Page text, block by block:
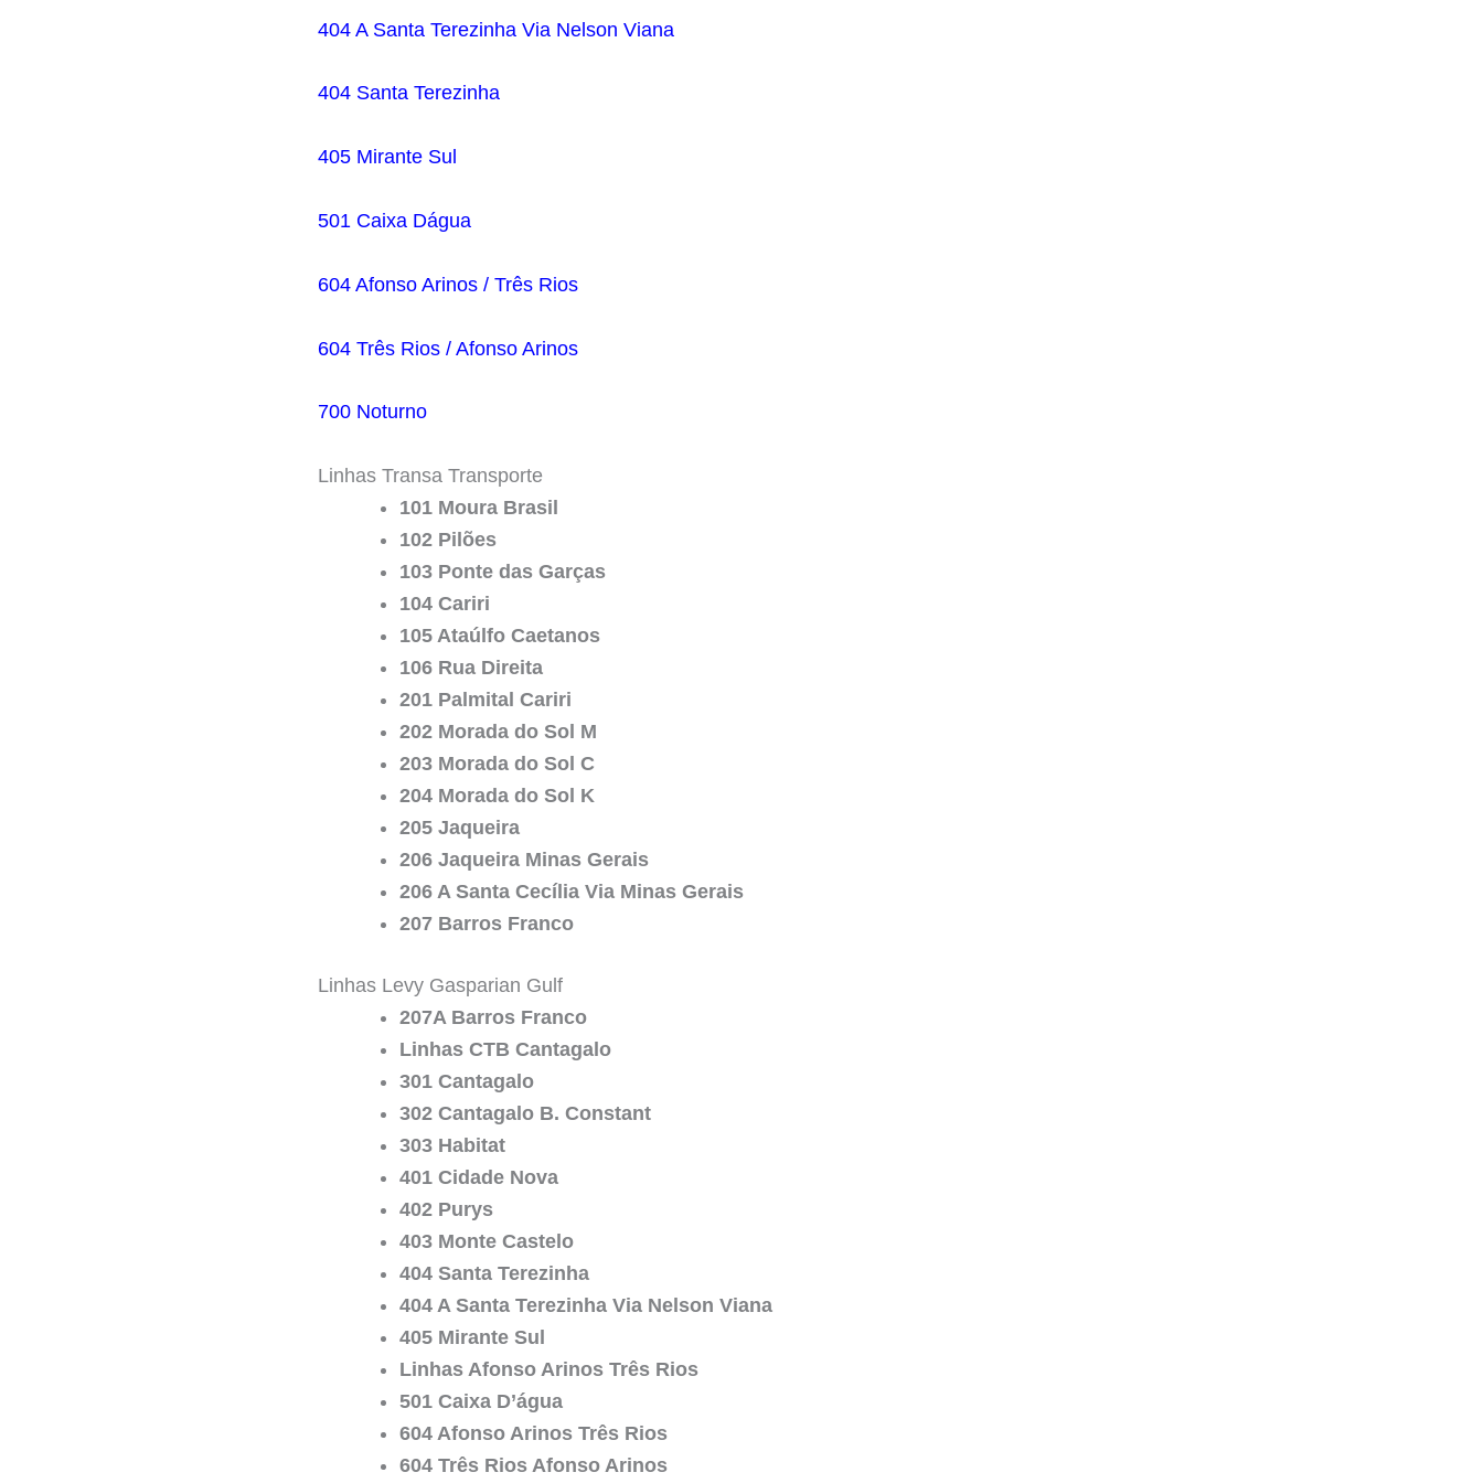
404 A Santa Terezinha Via Nelson Viana
404 Santa Terezinha
405 Mirante Sul
501 Caixa Dágua
604 Afonso Arinos / Três Rios
604 Três Rios / Afonso Arinos
700 Noturno
Linhas Transa Transporte
101 Moura Brasil
102 Pilões
103 Ponte das Garças
104 Cariri
105 Ataúlfo Caetanos
106 Rua Direita
201 Palmital Cariri
202 Morada do Sol M
203 Morada do Sol C
204 Morada do Sol K
205 Jaqueira
206 Jaqueira Minas Gerais
206 A Santa Cecília Via Minas Gerais
207 Barros Franco
Linhas Levy Gasparian Gulf
207A Barros Franco
Linhas CTB Cantagalo
301 Cantagalo
302 Cantagalo B. Constant
303 Habitat
401 Cidade Nova
402 Purys
403 Monte Castelo
404 Santa Terezinha
404 A Santa Terezinha Via Nelson Viana
405 Mirante Sul
Linhas Afonso Arinos Três Rios
501 Caixa D’água
604 Afonso Arinos Três Rios
604 Três Rios Afonso Arinos